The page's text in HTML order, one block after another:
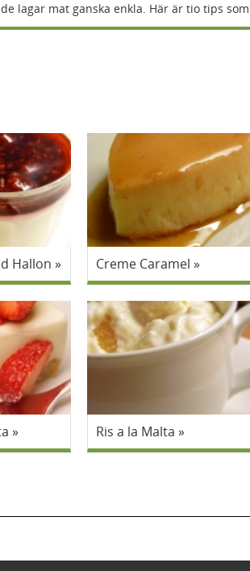
lagar mat ganska enkla. Här är tio tips
Hallon Creme Caramel
Ris a la Malta